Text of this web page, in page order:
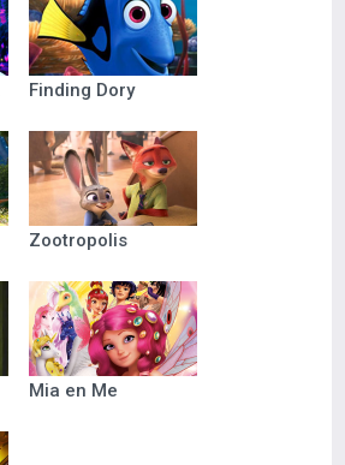
Finding Dory
Zootropolis
Mia en Me